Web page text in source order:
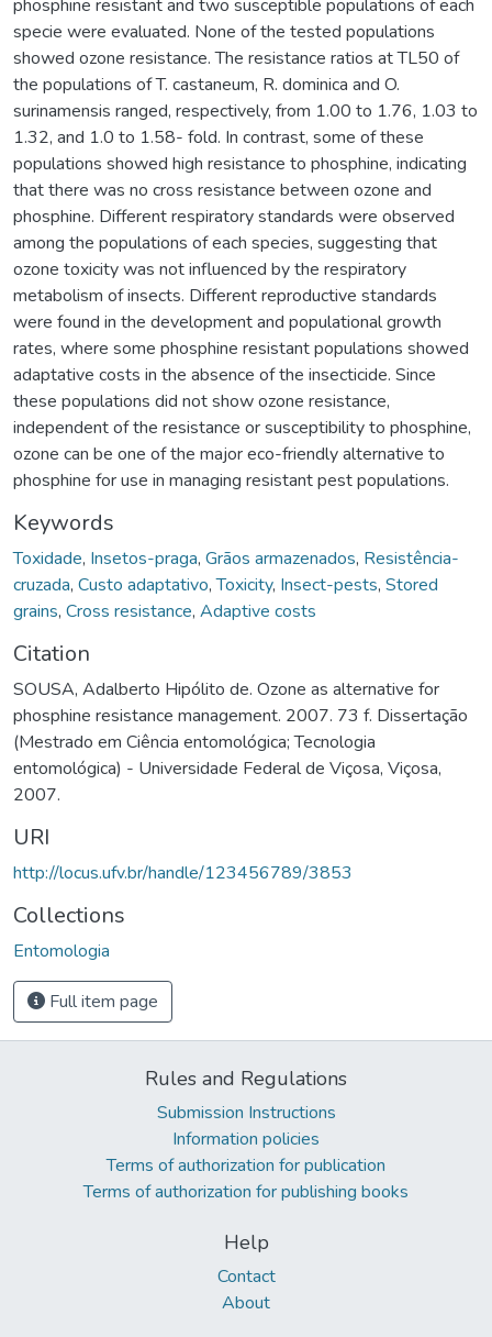
phosphine resistant and two susceptible populations of each
specie were evaluated. None of the tested populations
showed ozone resistance. The resistance ratios at TL50 of
the populations of T. castaneum, R. dominica and O.
surinamensis ranged, respectively, from 1.00 to 1.76, 1.03 to
1.32, and 1.0 to 1.58- fold. In contrast, some of these
populations showed high resistance to phosphine, indicating
that there was no cross resistance between ozone and
phosphine. Different respiratory standards were observed
among the populations of each species, suggesting that
ozone toxicity was not influenced by the respiratory
metabolism of insects. Different reproductive standards
were found in the development and populational growth
rates, where some phosphine resistant populations showed
adaptative costs in the absence of the insecticide. Since
these populations did not show ozone resistance,
independent of the resistance or susceptibility to phosphine,
ozone can be one of the major eco-friendly alternative to
phosphine for use in managing resistant pest populations.
Keywords
Toxidade, Insetos-praga, Grãos armazenados, Resistência-
cruzada, Custo adaptativo,Toxicity, Insect-pests, Stored
grains, Cross resistance, Adaptive costs
Citation
SOUSA, Adalberto Hipólito de. Ozone as alternative for
phosphine resistance management. 2007. 73 f. Dissertação
(Mestrado em Ciência entomológica; Tecnologia
entomológica) - Universidade Federal de Viçosa, Viçosa,
2007.
URI
http://locus.ufv.br/handle/123456789/3853
Collections
Entomologia
Full item page
Rules and Regulations
Submission Instructions
Information policies
Terms of authorization for publication
Terms of authorization for publishing books
Help
Contact
About